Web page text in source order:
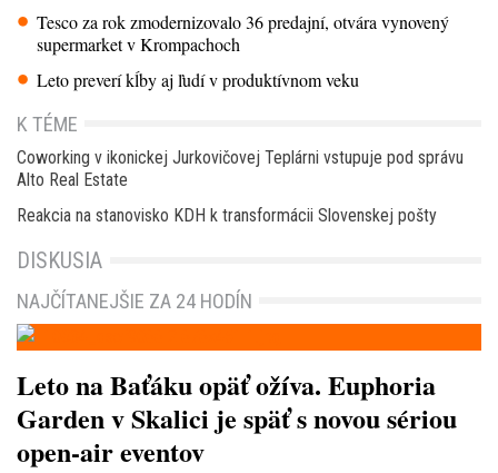
Tesco za rok zmodernizovalo 36 predajní, otvára vynovený
supermarket v Krompachoch
Leto preverí kĺby aj ľudí v produktívnom veku
K TÉME
Coworking v ikonickej Jurkovičovej Teplárni vstupuje pod správu
Alto Real Estate
Reakcia na stanovisko KDH k transformácii Slovenskej pošty
DISKUSIA
NAJČÍTANEJŠIE ZA 24 HODÍN
Leto na Baťáku opäť ožíva. Euphoria
Garden v Skalici je späť s novou sériou
open-air eventov